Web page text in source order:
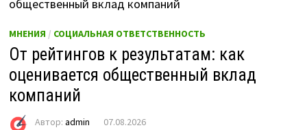
МНЕНИЯ / СОЦИАЛЬНАЯ ОТВЕТСТВЕННОСТЬ
От рейтингов к результатам: как
оценивается общественный вклад
компаний
Автор: admin 07.08.2026